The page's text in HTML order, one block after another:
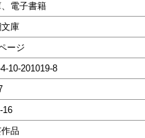
電子書籍
庫
ージ
10-201019-8
16
品